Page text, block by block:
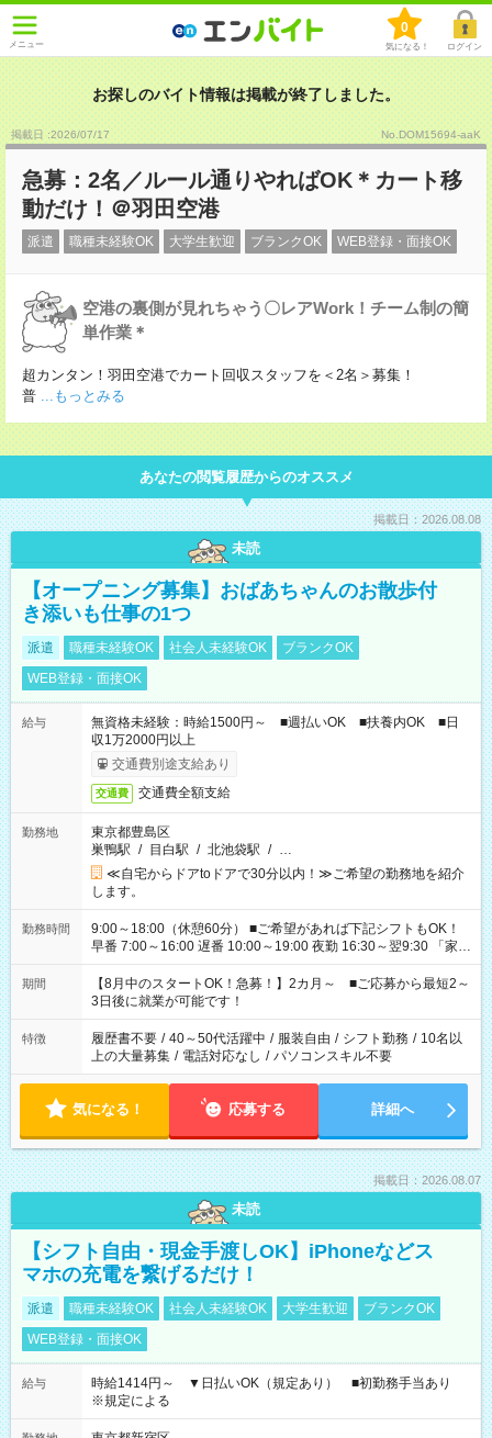
メニュー
0
気になる！ ログイン
お探しのバイト情報は掲載が終了しました。
掲載日 :2026/07/17 No.DOM15694-aaK
急募：2名／ルール通りやればOK＊カート移
動だけ！＠羽田空港
派遣 職種未経験OK 大学生歓迎 ブランクOK WEB登録・面接OK
空港の裏側が見れちゃう〇レアWork！チーム制の簡
単作業＊
超カンタン！羽田空港でカート回収スタッフを＜2名＞募集！
普 ...もっとみる
あなたの閲覧履歴からのオススメ
掲載日：2026.08.08
未読
【オープニング募集】おばあちゃんのお散歩付
き添いも仕事の1つ
派遣 職種未経験OK 社会人未経験OK
ブランクOK
WEB登録・面接OK
給与
無資格未経験：時給1500円～ ■週払いOK ■扶養内OK ■日
収1万2000円以上
交通費別途支給あり
交通費 交通費全額支給
勤務地
東京都豊島区
巣鴨駅 / 目白駅 / 北池袋駅 / …
≪自宅からドアtoドアで30分以内！≫ご希望の勤務地を紹介
します。
勤務時間
9:00～18:00（休憩60分） ■ご希望があれば下記シフトもOK！
早番 7:00～16:00 遅番 10:00～19:00 夜勤 16:30～翌9:30 「家族
と休みを合わせたい」 「余裕を持って夕飯の準備がしたい」
「できれば残業はしたくない」 など、ご希望を教えてください
ね。 ※Wワーク希望の方へ 今ご覧のお仕事で希望する勤務時間
と、もう1つのお仕事の勤務時間。 合計で週40時間を超える場
合は応募できません。
期間
【8月中のスタートOK！急募！】2カ月～ ■ご応募から最短2～
3日後に就業が可能です！
特徴 履歴書不要 / 40～50代活躍中 / 服装自由 / シフト勤務 / 10名以
上の大量募集 / 電話対応なし / パソコンスキル不要
気になる！ 応募する 詳細へ
掲載日：2026.08.07
未読
【シフト自由・現金手渡しOK】iPhoneなどス
マホの充電を繋げるだけ！
派遣 職種未経験OK 社会人未経験OK 大学生歓迎
ブランクOK
WEB登録・面接OK
給与
時給1414円～ ▼日払いOK（規定あり） ■初勤務手当あり
※規定による